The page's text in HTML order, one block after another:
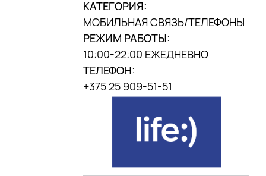
г. Минск, ул. П.
Мстиславца, 9,
(«Дана центр»)
МЫ В
INSTAGRAM
DANA MALL, 2025
КАТЕГОРИЯ:
МОБИЛЬНАЯ СВЯЗЬ/ТЕЛЕФОНЫ
РЕЖИМ РАБОТЫ:
10:00-22:00 ЕЖЕДНЕВНО
ТЕЛЕФОН:
+375 25 909-51-51